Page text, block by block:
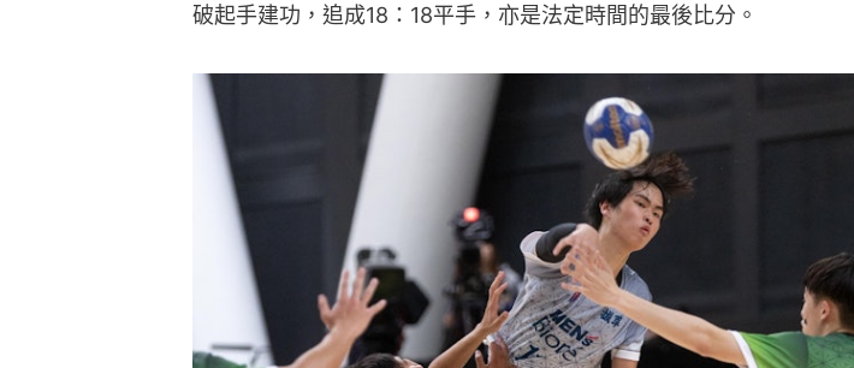
破起手建功，追成18：18平手，亦是法定時間的最後比分。